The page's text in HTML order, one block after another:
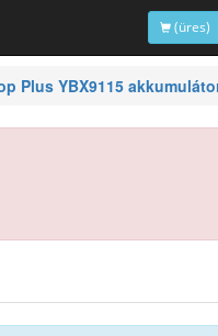
(üres)
Plus YBX9115